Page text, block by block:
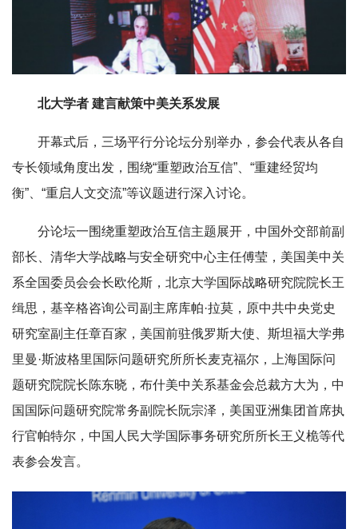
北大学者 建言献策中美关系发展
开幕式后，三场平行分论坛分别举办，参会代表从各自
专长领域角度出发，围绕“重塑政治互信”、“重建经贸均
衡”、“重启人文交流”等议题进行深入讨论。
分论坛一围绕重塑政治互信主题展开，中国外交部前副
部长、清华大学战略与安全研究中心主任傅莹，美国美中关
系全国委员会会长欧伦斯，北京大学国际战略研究院院长王
缉思，基辛格咨询公司副主席库帕·拉莫，原中共中央党史
研究室副主任章百家，美国前驻俄罗斯大使、斯坦福大学弗
里曼·斯波格里国际问题研究所所长麦克福尔，上海国际问
题研究院院长陈东晓，布什美中关系基金会总裁方大为，中
国国际问题研究院常务副院长阮宗泽，美国亚洲集团首席执
行官帕特尔，中国人民大学国际事务研究所所长王义桅等代
表参会发言。